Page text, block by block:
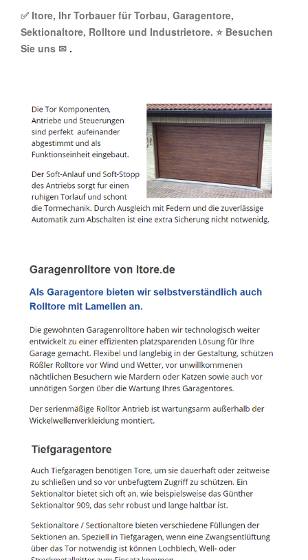
✅ Itore, Ihr Torbauer für Torbau, Garagentore,
Sektionaltore, Rolltore und Industrietore. ⭐ Besuchen
Sie uns ✉ .